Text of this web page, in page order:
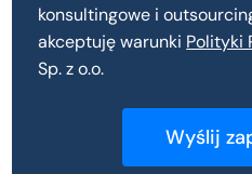
konsultingowe i
akceptuję warunki Polityki
Sp. z o.o.